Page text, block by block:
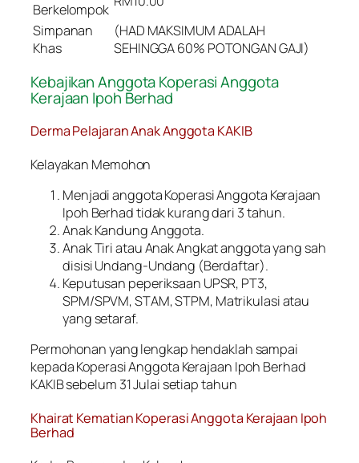
Berkelompok
Simpanan
Khas
(HAD MAKSIMUM ADALAH
SEHINGGA 60% POTONGAN GAJI)
Kebajikan Anggota Koperasi Anggota
Kerajaan Ipoh Berhad
Derma Pelajaran Anak Anggota KAKIB
Kelayakan Memohon
Menjadi anggota Koperasi Anggota Kerajaan
Ipoh Berhad tidak kurang dari 3 tahun.
Anak Kandung Anggota.
Anak Tiri atau Anak Angkat anggota yang sah
disisi Undang-Undang (Berdaftar).
Keputusan peperiksaan UPSR, PT3,
SPM/SPVM, STAM, STPM, Matrikulasi atau
yang setaraf.
Permohonan yang lengkap hendaklah sampai
kepada Koperasi Anggota Kerajaan Ipoh Berhad
KAKIB sebelum 31 Julai setiap tahun
Khairat Kematian Koperasi Anggota Kerajaan Ipoh
Berhad